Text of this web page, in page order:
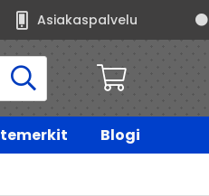
Asiakaspalvelu
Blogi